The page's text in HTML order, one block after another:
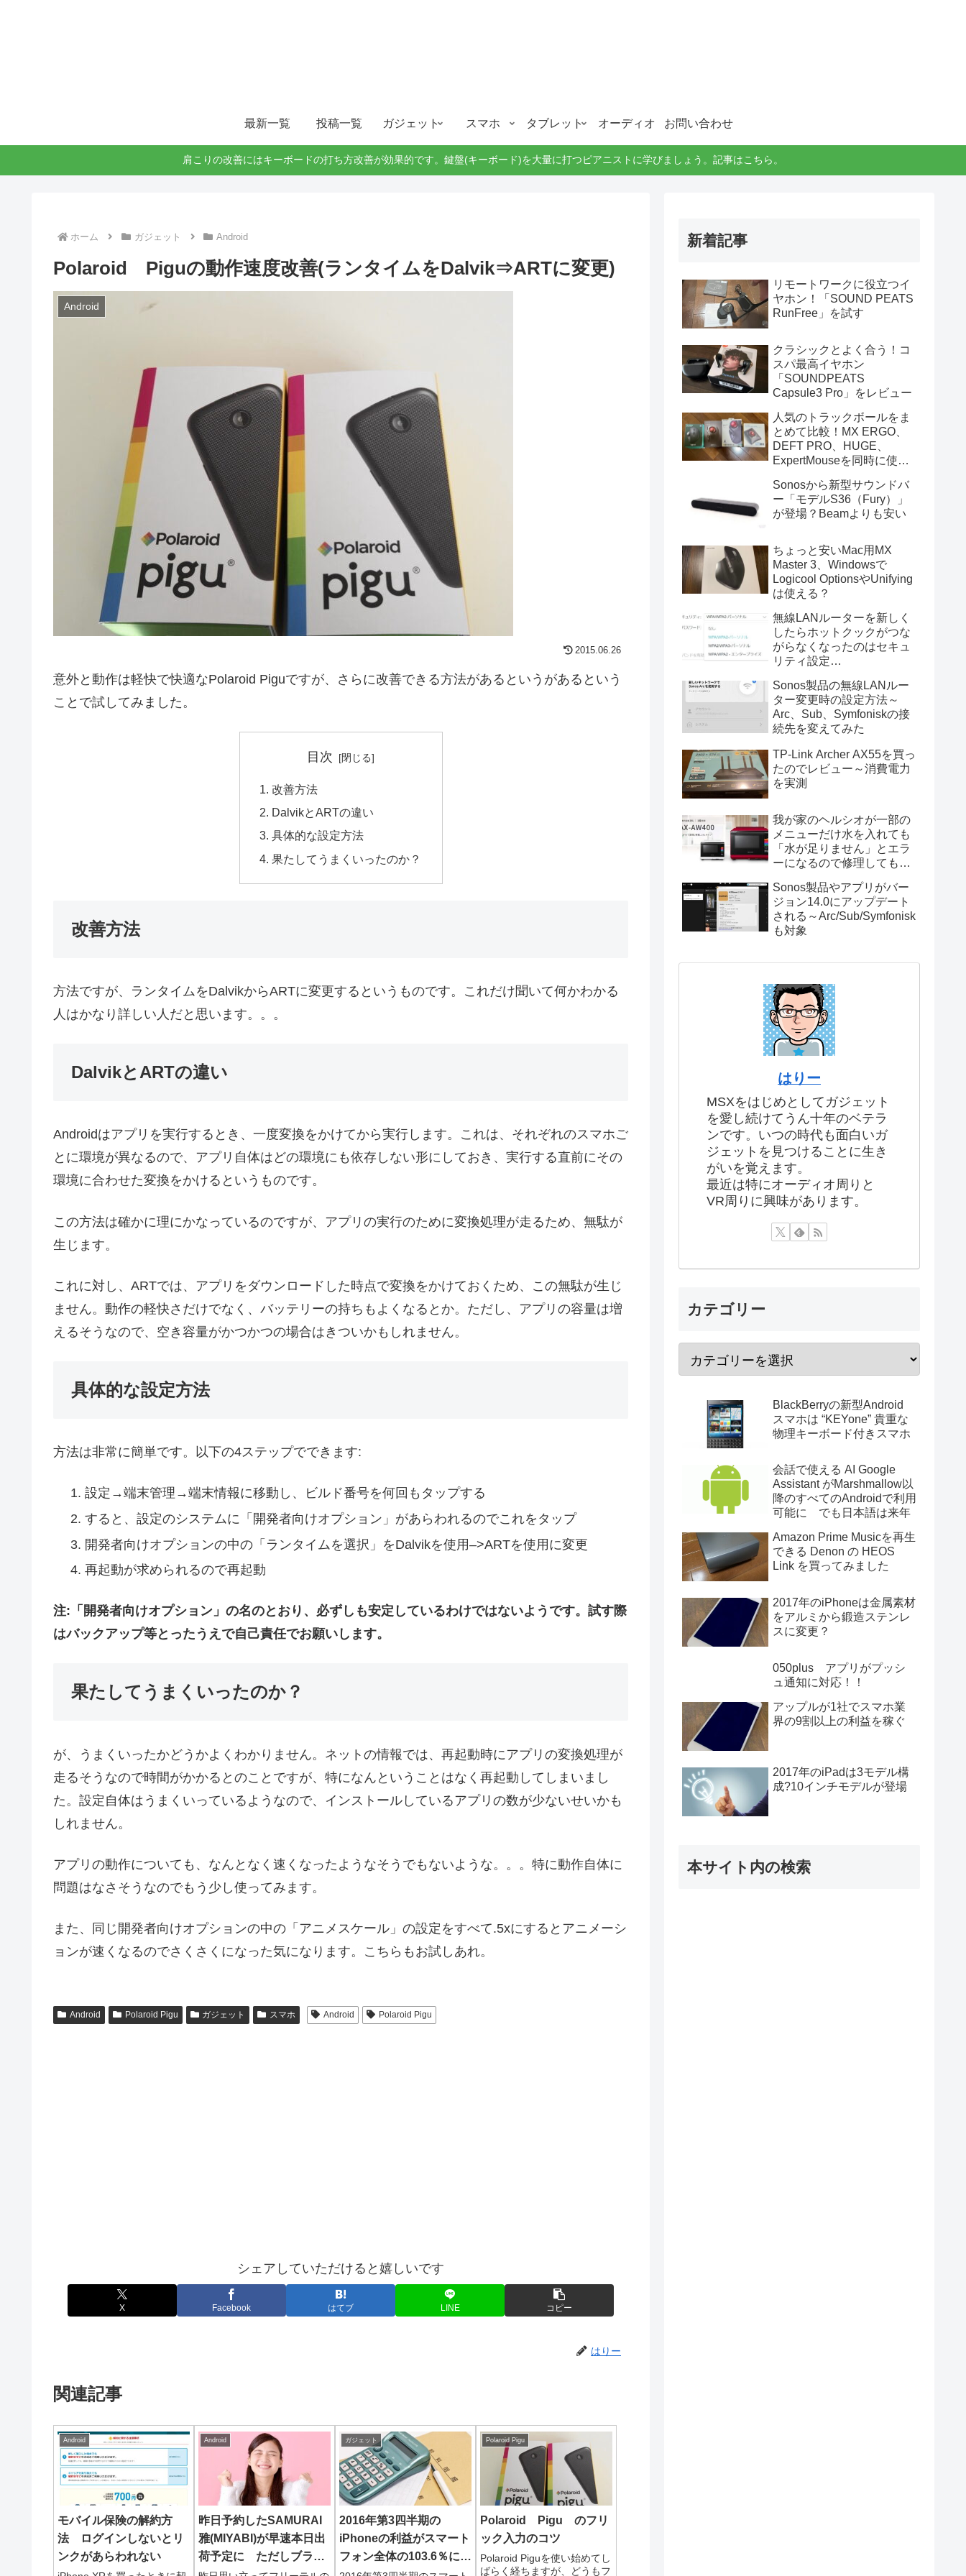
最新一覧 投稿一覧 ガジェット スマホ タブレット オーディオ お問い合わせ
肩こりの改善にはキーボードの打ち方改善が効果的です。鍵盤(キーボード)を大量に打つピアニストに学びましょう。記事はこちら。
ホーム ガジェット Android
Polaroid Piguの動作速度改善(ランタイムをDalvik⇒ARTに変更)
Android
2015.06.26
意外と動作は軽快で快適なPolaroid Piguですが、さらに改善できる方法があるというがあるという
ことで試してみました。
目次
改善方法
DalvikとARTの違い
具体的な設定方法
果たしてうまくいったのか？
改善方法
方法ですが、ランタイムをDalvikからARTに変更するというものです。これだけ聞いて何かわかる
人はかなり詳しい人だと思います。。。
DalvikとARTの違い
Androidはアプリを実行するとき、一度変換をかけてから実行します。これは、それぞれのスマホご
とに環境が異なるので、アプリ自体はどの環境にも依存しない形にしておき、実行する直前にその
環境に合わせた変換をかけるというものです。
この方法は確かに理にかなっているのですが、アプリの実行のために変換処理が走るため、無駄が
生じます。
これに対し、ARTでは、アプリをダウンロードした時点で変換をかけておくため、この無駄が生じ
ません。動作の軽快さだけでなく、バッテリーの持ちもよくなるとか。ただし、アプリの容量は増
えるそうなので、空き容量がかつかつの場合はきついかもしれません。
具体的な設定方法
方法は非常に簡単です。以下の4ステップでできます:
設定→端末管理→端末情報に移動し、ビルド番号を何回もタップする
すると、設定のシステムに「開発者向けオプション」があらわれるのでこれをタップ
開発者向けオプションの中の「ランタイムを選択」をDalvikを使用–>ARTを使用に変更
再起動が求められるので再起動
注:「開発者向けオプション」の名のとおり、必ずしも安定しているわけではないようです。試す際
はバックアップ等とったうえで自己責任でお願いします。
果たしてうまくいったのか？
が、うまくいったかどうかよくわかりません。ネットの情報では、再起動時にアプリの変換処理が
走るそうなので時間がかかるとのことですが、特になんということはなく再起動してしまいまし
た。設定自体はうまくいっているようなので、インストールしているアプリの数が少ないせいかも
しれません。
アプリの動作についても、なんとなく速くなったようなそうでもないような。。。特に動作自体に
問題はなさそうなのでもう少し使ってみます。
また、同じ開発者向けオプションの中の「アニメスケール」の設定をすべて.5xにするとアニメーシ
ョンが速くなるのでさくさくになった気になります。こちらもお試しあれ。
Android Polaroid Pigu ガジェット スマホ Android Polaroid Pigu
シェアしていただけると嬉しいです
X Facebook はてブ LINE コピー
はりー
関連記事
Android
モバイル保険の解約方
法 ログインしないとリ
ンクがあらわれない
Android
昨日予約したSAMURAI
雅(MIYABI)が早速本日出
荷予定に ただしブラッ
ガジェット
2016年第3四半期の
iPhoneの利益がスマート
フォン全体の103.6％に
Polaroid Pigu
Polaroid Pigu のフリ
ック入力のコツ
Polaroid Piguを使い始めてし
ばらく経ちますが、どうもフ
新着記事
リモートワークに役立つイ
ヤホン！「SOUND PEATS
RunFree」を試す
クラシックとよく合う！コ
スパ最高イヤホン
「SOUNDPEATS
Capsule3 Pro」をレビュー
人気のトラックボールをま
とめて比較！MX ERGO、
DEFT PRO、HUGE、
ExpertMouseを同時に使っ
Sonosから新型サウンドバ
ー「モデルS36（Fury）」
が登場？Beamよりも安い
ちょっと安いMac用MX
Master 3、Windowsで
Logicool OptionsやUnifying
は使える？
無線LANルーターを新しく
したらホットクックがつな
がらなくなったのはセキュ
リティ設定
Sonos製品の無線LANルー
ター変更時の設定方法～
Arc、Sub、Symfoniskの接
続先を変えてみた
TP-Link Archer AX55を買っ
たのでレビュー～消費電力
を実測
我が家のヘルシオが一部の
メニューだけ水を入れても
「水が足りません」とエラ
ーになるので修理してもら
Sonos製品やアプリがバー
ジョン14.0にアップデート
される～Arc/Sub/Symfonisk
も対象
はりー
MSXをはじめとしてガジェット
を愛し続けてうん十年のベテラ
ンです。いつの時代も面白いガ
ジェットを見つけることに生き
がいを覚えます。
最近は特にオーディオ周りと
VR周りに興味があります。
カテゴリー
BlackBerryの新型Android
スマホは “KEYone” 貴重な
物理キーボード付きスマホ
会話で使える AI Google
Assistant がMarshmallow以
降のすべてのAndroidで利用
可能に でも日本語は来年
Amazon Prime Musicを再生
できる Denon の HEOS
Link を買ってみました
2017年のiPhoneは金属素材
をアルミから鍛造ステンレ
スに変更？
050plus アプリがプッシ
ュ通知に対応！！
アップルが1社でスマホ業
界の9割以上の利益を稼ぐ
2017年のiPadは3モデル構
成?10インチモデルが登場
本サイト内の検索